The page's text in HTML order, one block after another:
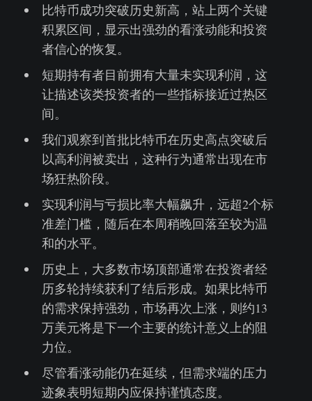
比特币成功突破历史新高，站上两个关键
积累区间，显示出强劲的看涨动能和投资
者信心的恢复。
短期持有者目前拥有大量未实现利润，这
让描述该类投资者的一些指标接近过热区
间。
我们观察到首批比特币在历史高点突破后
以高利润被卖出，这种行为通常出现在市
场狂热阶段。
实现利润与亏损比率大幅飙升，远超2个标
准差门槛，随后在本周稍晚回落至较为温
和的水平。
历史上，大多数市场顶部通常在投资者经
历多轮持续获利了结后形成。如果比特币
的需求保持强劲，市场再次上涨，则约13
万美元将是下一个主要的统计意义上的阻
力位。
尽管看涨动能仍在延续，但需求端的压力
迹象表明短期内应保持谨慎态度。